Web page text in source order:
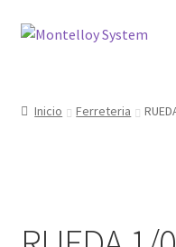
Ir
Ir
Maquinaria
Inicio Ferreteria